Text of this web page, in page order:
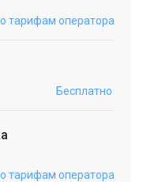
тарифам оператора
Бесплатно
тарифам оператора